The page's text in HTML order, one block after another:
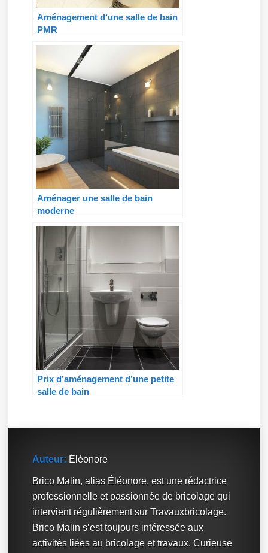
Aménagement d’une salle de bain
PMR
Aménager une salle de bain
moderne
Prix d’aménagement d’une petite
salle de bain
Auteur: Éléonore
Brico Malin, alias Éléonore, est une rédactrice
professionnelle et passionnée de bricolage qui
intervient régulièrement sur Travauxbricolage.
Brico Malin s’est toujours intéressée aux
activités liées au bricolage et travaux. Curieuse